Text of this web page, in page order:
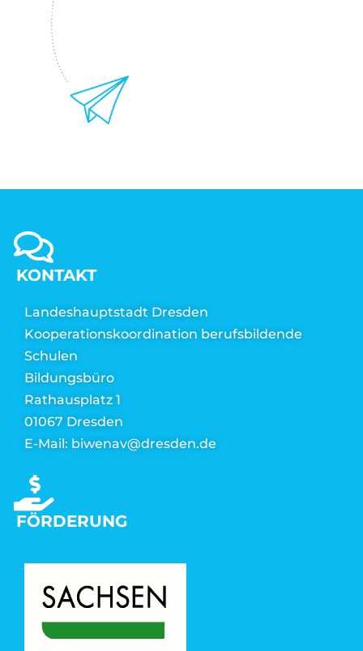
KONTAKT
Landeshauptstadt Dresden
Kooperationskoordination berufsbildende
Schulen
Bildungsbüro
Rathausplatz 1
01067 Dresden
E-Mail: biwenav@dresden.de
FÖRDERUNG